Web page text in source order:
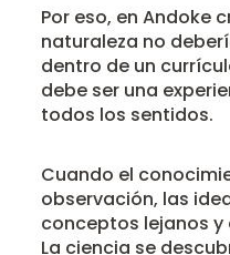
Por eso, en Andoke
naturaleza no
dentro de un
debe ser una
todos los sentidos.
Cuando el
observación, las
conceptos lejanos y
La ciencia se